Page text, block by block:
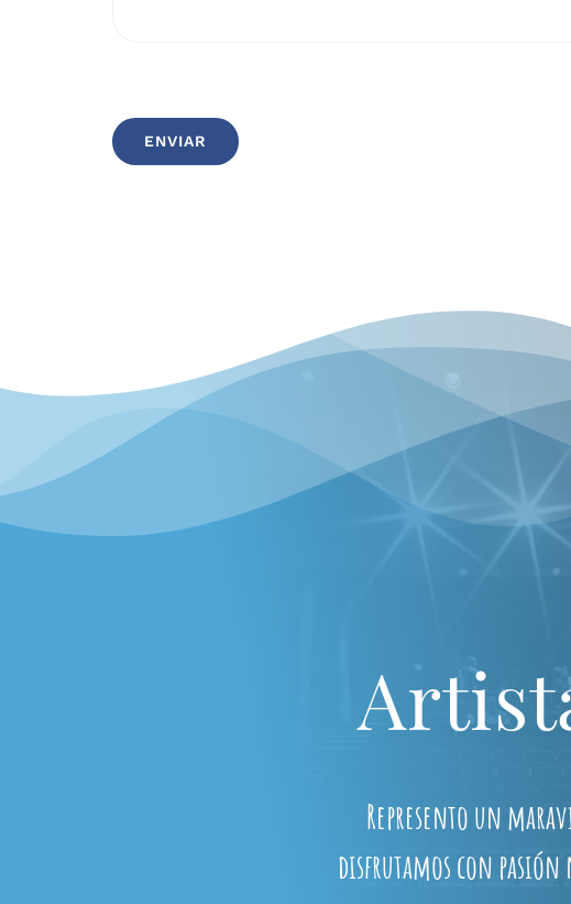
ENVIAR
Represento un
disfrutamos con